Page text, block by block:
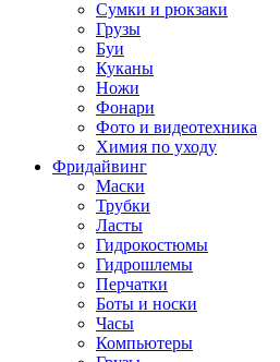
Сумки и рюкзаки
Грузы
Буи
Куканы
Ножи
Фонари
Фото и видеотехника
Химия по уходу
Фридайвинг
Маски
Трубки
Ласты
Гидрокостюмы
Гидрошлемы
Перчатки
Боты и носки
Часы
Компьютеры